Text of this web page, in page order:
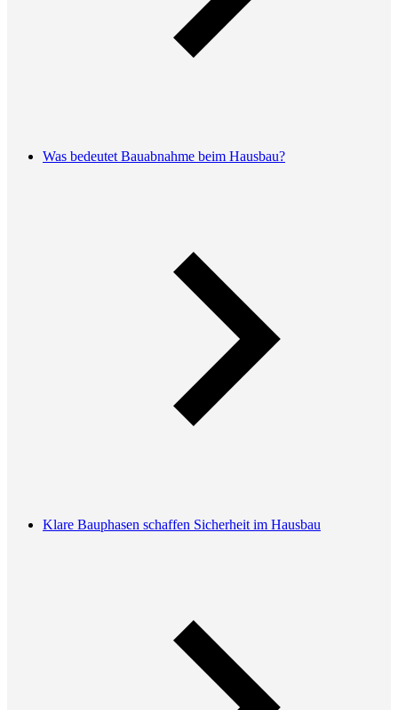
Was bedeutet Bauabnahme beim Hausbau?
Klare Bauphasen schaffen Sicherheit im Hausbau